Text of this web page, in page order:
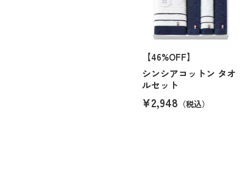
【46%OFF】
シンシアコットン タオ
ルセット
¥2,948 （税込）